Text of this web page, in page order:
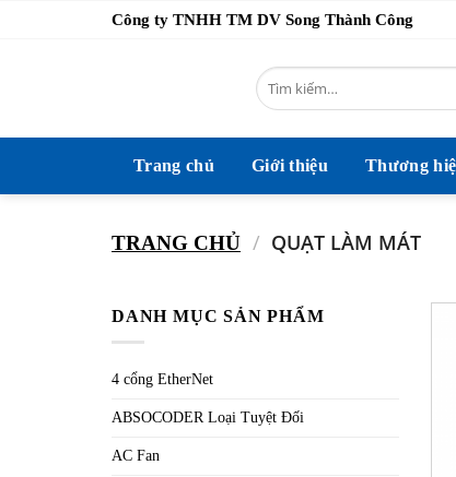
Công ty TNHH TM DV Song Thành Công
Tìm
kiếm:
Trang chủ Giới thiệu Thương
TRANG CHỦ / QUẠT LÀM MÁT
DANH MỤC SẢN PHẨM
4 cổng EtherNet
ABSOCODER Loại Tuyệt Đối
AC Fan